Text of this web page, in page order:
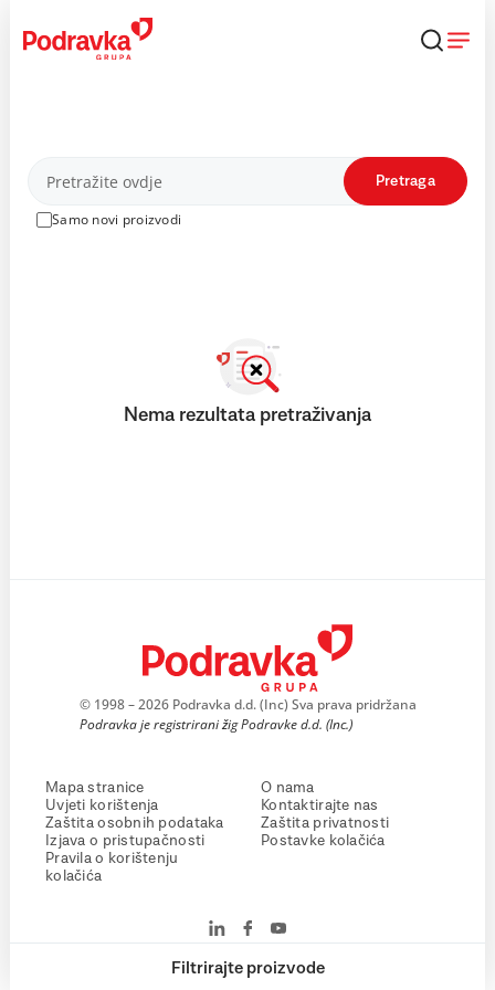
content
Proizvodi
Samo novi proizvodi
Pretraga
Filtrirajte proizvode
Nema rezultata pretraživanja
© 1998 – 2026 Podravka d.d. (Inc) Sva prava pridržana
Podravka je registrirani žig Podravke d.d. (Inc.)
Mapa stranice
Uvjeti korištenja
Zaštita osobnih podataka
Izjava o pristupačnosti
Pravila o korištenju
kolačića
O nama
Kontaktirajte nas
Zaštita privatnosti
Postavke kolačića